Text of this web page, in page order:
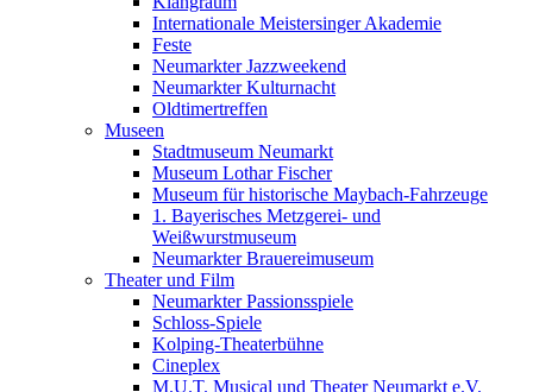
Internationale Meistersinger Akademie
Feste
Neumarkter Jazzweekend
Neumarkter Kulturnacht
Oldtimertreffen
Museen
Stadtmuseum Neumarkt
Museum Lothar Fischer
Museum für historische Maybach-Fahrzeuge
1. Bayerisches Metzgerei- und
Weißwurstmuseum
Neumarkter Brauereimuseum
Theater und Film
Neumarkter Passionsspiele
Schloss-Spiele
Kolping-Theaterbühne
Cineplex
M.U.T. Musical und Theater Neumarkt e.V.